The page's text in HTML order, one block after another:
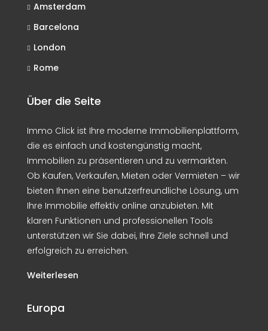
Amsterdam
Barcelona
London
Rome
Über die Seite
Immo Click ist Ihre moderne Immobilienplattform,
die es einfach und kostengünstig macht,
Immobilien zu präsentieren und zu vermarkten.
Ob Kaufen, Verkaufen, Mieten oder Vermieten – wir
bieten Ihnen eine benutzerfreundliche Lösung, um
Ihre Immobilie effektiv online anzubieten. Mit
klaren Funktionen und professionellen Tools
unterstützen wir Sie dabei, Ihre Ziele schnell und
erfolgreich zu erreichen.
Weiterlesen
Europa